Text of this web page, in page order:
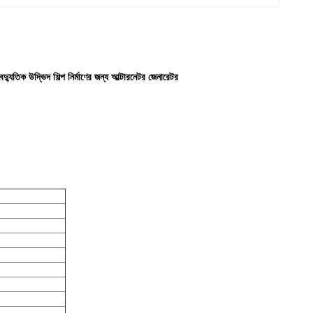
উদ্ভিদ শিল্প নির্মাণের জন্য আল্টারনেটর জেনারেটর